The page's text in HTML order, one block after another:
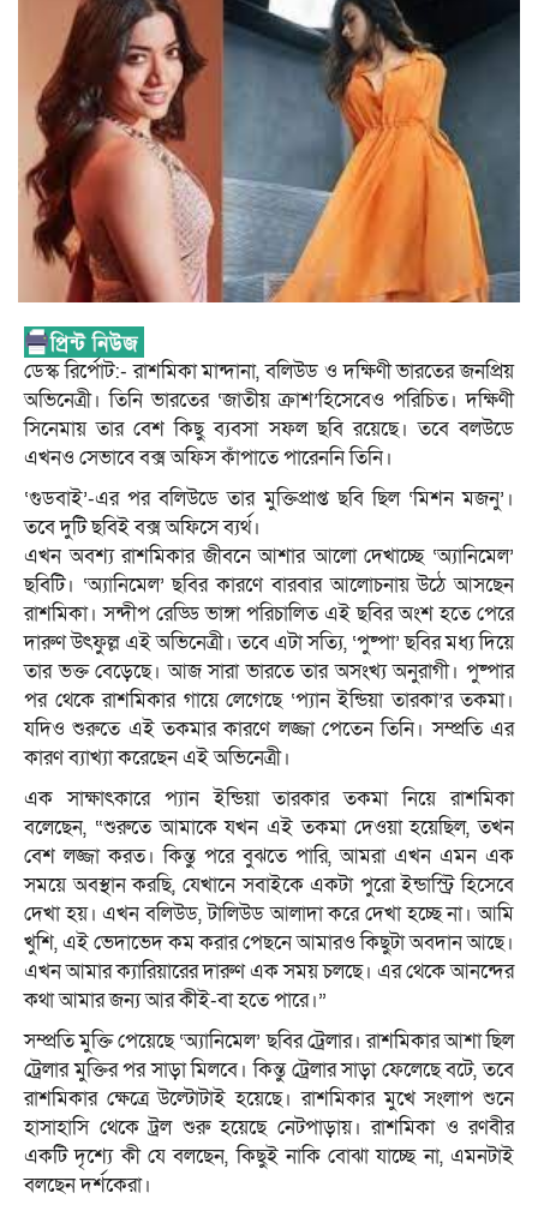
ডেস্ক রির্পোট:- রাশমিকা মান্দানা, বলিউড ও দক্ষিণী ভারতের জনপ্রিয়
অভিনেত্রী। তিনি ভারতের ‘জাতীয় ক্রাশ’হিসেবেও পরিচিত। দক্ষিণী
সিনেমায় তার বেশ কিছু ব্যবসা সফল ছবি রয়েছে। তবে বলউডে
এখনও সেভাবে বক্স অফিস কাঁপাতে পারেননি তিনি।
‘গুডবাই’-এর পর বলিউডে তার মুক্তিপ্রাপ্ত ছবি ছিল ‘মিশন মজনু’।
তবে দুটি ছবিই বক্স অফিসে ব্যর্থ।
এখন অবশ্য রাশমিকার জীবনে আশার আলো দেখাচ্ছে ‘অ্যানিমেল’
ছবিটি। ‘অ্যানিমেল’ ছবির কারণে বারবার আলোচনায় উঠে আসছেন
রাশমিকা। সন্দীপ রেড্ডি ভাঙ্গা পরিচালিত এই ছবির অংশ হতে পেরে
দারুণ উৎফুল্ল এই অভিনেত্রী। তবে এটা সত্যি, ‘পুষ্পা’ ছবির মধ্য দিয়ে
তার ভক্ত বেড়েছে। আজ সারা ভারতে তার অসংখ্য অনুরাগী। পুষ্পার
পর থেকে রাশমিকার গায়ে লেগেছে ‘প্যান ইন্ডিয়া তারকা’র তকমা।
যদিও শুরুতে এই তকমার কারণে লজ্জা পেতেন তিনি। সম্প্রতি এর
কারণ ব্যাখ্যা করেছেন এই অভিনেত্রী।
এক সাক্ষাৎকারে প্যান ইন্ডিয়া তারকার তকমা নিয়ে রাশমিকা
বলেছেন, “শুরুতে আমাকে যখন এই তকমা দেওয়া হয়েছিল, তখন
বেশ লজ্জা করত। কিন্তু পরে বুঝতে পারি, আমরা এখন এমন এক
সময়ে অবস্থান করছি, যেখানে সবাইকে একটা পুরো ইন্ডাস্ট্রি হিসেবে
দেখা হয়। এখন বলিউড, টালিউড আলাদা করে দেখা হচ্ছে না। আমি
খুশি, এই ভেদাভেদ কম করার পেছনে আমারও কিছুটা অবদান আছে।
এখন আমার ক্যারিয়ারের দারুণ এক সময় চলছে। এর থেকে আনন্দের
কথা আমার জন্য আর কীই-বা হতে পারে।”
সম্প্রতি মুক্তি পেয়েছে ‘অ্যানিমেল’ ছবির ট্রেলার। রাশমিকার আশা ছিল
ট্রেলার মুক্তির পর সাড়া মিলবে। কিন্তু ট্রেলার সাড়া ফেলেছে বটে, তবে
রাশমিকার ক্ষেত্রে উল্টোটাই হয়েছে। রাশমিকার মুখে সংলাপ শুনে
হাসাহাসি থেকে ট্রল শুরু হয়েছে নেটপাড়ায়। রাশমিকা ও রণবীর
একটি দৃশ্যে কী যে বলছেন, কিছুই নাকি বোঝা যাচ্ছে না, এমনটাই
বলছেন দর্শকেরা।